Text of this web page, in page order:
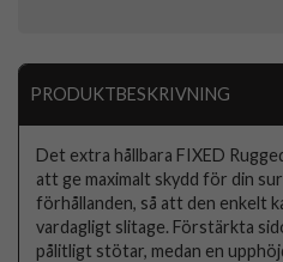
PRODUKTBESKRIVNING
Det extra hållbara FIXED
att ge maximalt skydd för din
förhållanden, så att den enkelt
vardagligt slitage. Förstärkta
pålitligt stötar, medan en